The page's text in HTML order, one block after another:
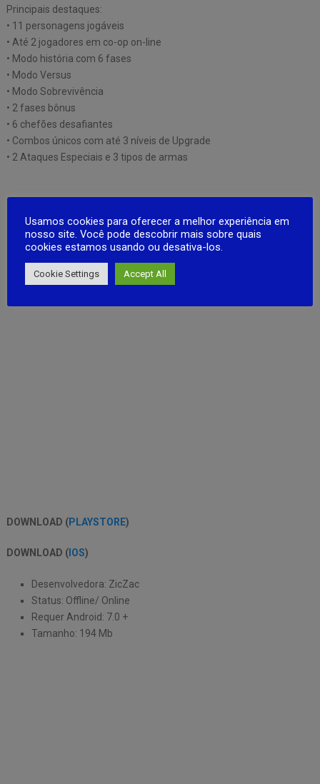
Principais destaques:
• 11 personagens jogáveis
• Até 2 jogadores em co-op on-line
• Modo história com 6 fases
• Modo Versus
• Modo Sobrevivência
• 2 fases bônus
• 6 chefões desafiantes
• Combos únicos com até 3 níveis de Upgrade
• 2 Ataques Especiais e 3 tipos de armas
DOWNLOAD (PLAYSTORE)
DOWNLOAD (IOS)
Desenvolvedora: ZicZac
Status: Offline/ Online
Requer Android: 7.0 +
Tamanho: 194 Mb
Usamos cookies para oferecer a melhor experiência em
nosso site. Você pode descobrir mais sobre quais
cookies estamos usando ou desativa-los.
Cookie Settings Accept All